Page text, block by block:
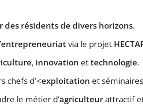
des résidents de divers horizons.
entrepreneuriatvia le projet
, innovation ettechnologie.
chefs d'<exploitation et
le métier d’agriculteurattractif